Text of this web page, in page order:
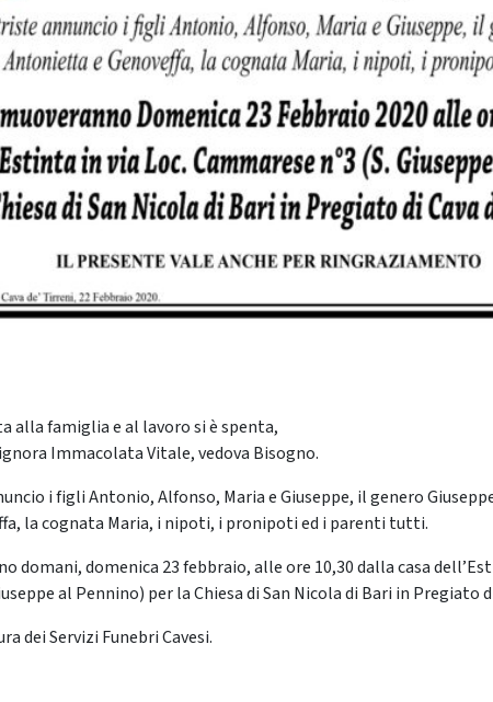
alla famiglia e al lavoro si è spenta,
Immacolata Vitale, vedova Bisogno.
i figli Antonio, Alfonso, Maria e Giuseppe, il genero
la cognata Maria, i nipoti, i pronipoti ed i parenti tutti.
domani, domenica 23 febbraio, alle ore 10,30 dalla casa
al Pennino) per la Chiesa di San Nicola di Bari in Pregiato
dei Servizi Funebri Cavesi.